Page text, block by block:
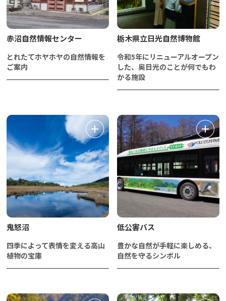
赤沼自然情報センター
とれたてホヤホヤの自然情報を
ご案内
栃木県立日光自然博物館
令和5年にリニューアルオープン
した、奥日光のことが何でもわ
かる施設
鬼怒沼
四季によって表情を変える高山
植物の宝庫
低公害バス
豊かな自然が手軽に楽しめる、
自然を守るシンボル